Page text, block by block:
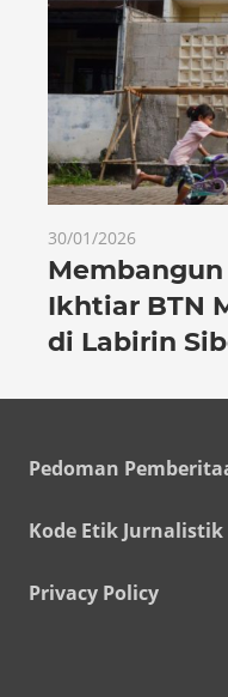
30/01/2026
Ikhtiar BTN
di Labirin
Pedoman
Kode Etik Jurnalistik
Privacy Policy